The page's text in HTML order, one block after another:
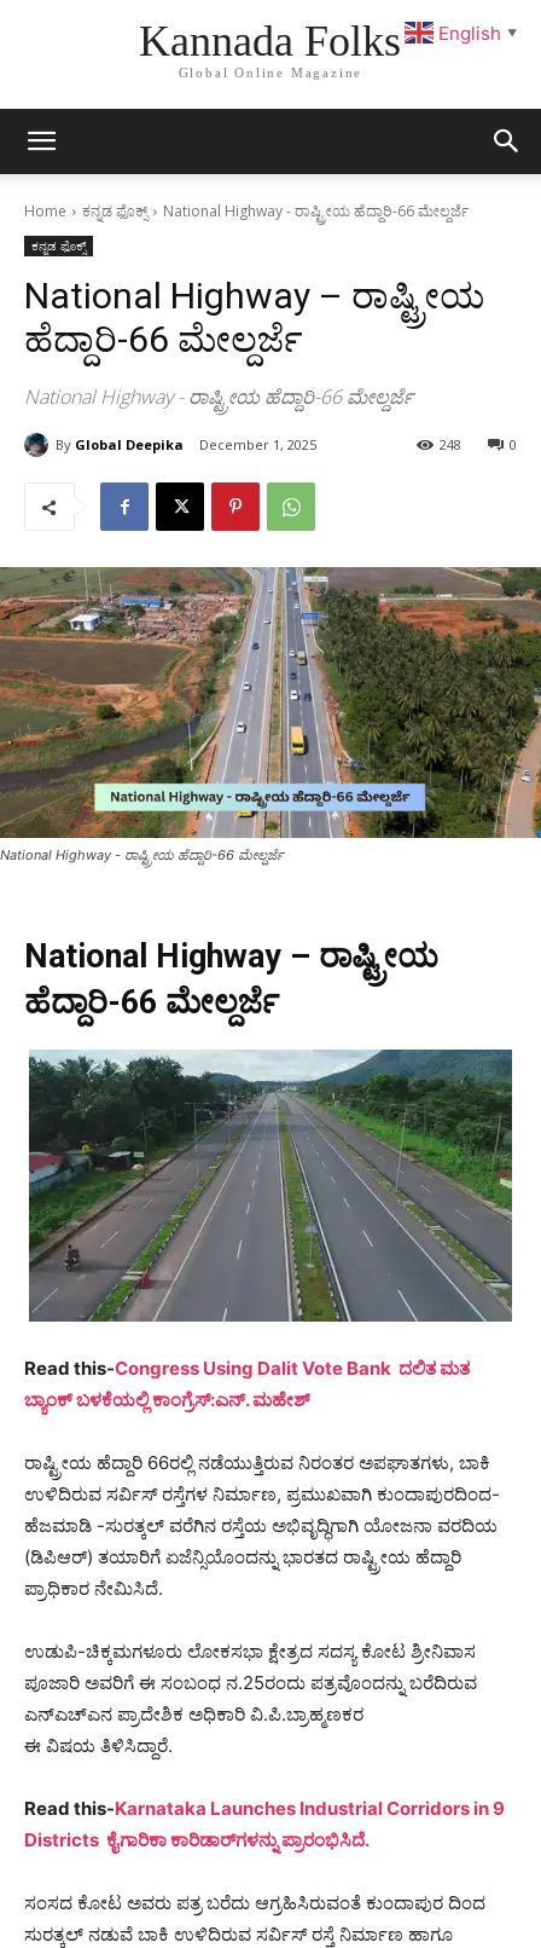
Kannada Folks
Global Online Magazine
Home ಕನ್ನಡ ಫೊಕ್ಸ್ National Highway - ರಾಷ್ಟ್ರೀಯ ಹೆದ್ದಾರಿ-66 ಮೇಲ್ದರ್ಜೆ
ಕನ್ನಡ ಫೊಕ್ಸ್
National Highway – ರಾಷ್ಟ್ರೀಯ
ಹೆದ್ದಾರಿ-66 ಮೇಲ್ದರ್ಜೆ
National Highway - ರಾಷ್ಟ್ರೀಯ ಹೆದ್ದಾರಿ-66 ಮೇಲ್ದರ್ಜೆ
By Global Deepika December 1, 2025 0
248
National Highway - ರಾಷ್ಟ್ರೀಯ ಹೆದ್ದಾರಿ-66 ಮೇಲ್ದರ್ಜೆ
National Highway – ರಾಷ್ಟ್ರೀಯ
ಹೆದ್ದಾರಿ-66 ಮೇಲ್ದರ್ಜೆ
Read this-Congress Using Dalit Vote Bank ದಲಿತ ಮತ
ಬ್ಯಾಂಕ್ ಬಳಕೆಯಲ್ಲಿ ಕಾಂಗ್ರೆಸ್:ಎನ್. ಮಹೇಶ್
ರಾಷ್ಟ್ರೀಯ ಹೆದ್ದಾರಿ 66ರಲ್ಲಿ ನಡೆಯುತ್ತಿರುವ ನಿರಂತರ ಅಪಘಾತಗಳು, ಬಾಕಿ
ಉಳಿದಿರುವ ಸರ್ವಿಸ್ ರಸ್ತೆಗಳ ನಿರ್ಮಾಣ, ಪ್ರಮುಖವಾಗಿ ಕುಂದಾಪುರದಿಂದ-
ಹೆಜಮಾಡಿ -ಸುರತ್ಕಲ್ ವರೆಗಿನ ರಸ್ತೆಯ ಅಭಿವೃದ್ಧಿಗಾಗಿ ಯೋಜನಾ ವರದಿಯ
(ಡಿಪಿಆರ್) ತಯಾರಿಗೆ ಏಜೆನ್ಸಿಯೊಂದನ್ನು ಭಾರತದ ರಾಷ್ಟ್ರೀಯ ಹೆದ್ದಾರಿ
ಪ್ರಾಧಿಕಾರ ನೇಮಿಸಿದೆ.
ಉಡುಪಿ-ಚಿಕ್ಕಮಗಳೂರು ಲೋಕಸಭಾ ಕ್ಷೇತ್ರದ ಸದಸ್ಯ ಕೋಟ ಶ್ರೀನಿವಾಸ
ಪೂಜಾರಿ ಅವರಿಗೆ ಈ ಸಂಬಂಧ ನ.25ರಂದು ಪತ್ರವೊಂದನ್ನು ಬರೆದಿರುವ
ಎನ್ಎಚ್ಎನ ಪ್ರಾದೇಶಿಕ ಅಧಿಕಾರಿ ವಿ.ಪಿ.ಬ್ರಾಹ್ಮಣಕರ
ಈ ವಿಷಯ ತಿಳಿಸಿದ್ದಾರೆ.
Read this-Karnataka Launches Industrial Corridors in 9
Districts ಕೈಗಾರಿಕಾ ಕಾರಿಡಾರ್‌ಗಳನ್ನು ಪ್ರಾರಂಭಿಸಿದೆ.
ಸಂಸದ ಕೋಟ ಅವರು ಪತ್ರ ಬರೆದು ಆಗ್ರಹಿಸಿರುವಂತೆ ಕುಂದಾಪುರ ದಿಂದ
ಸುರತ್ಕಲ್ ನಡುವೆ ಬಾಕಿ ಉಳಿದಿರುವ ಸರ್ವಿಸ್ ರಸ್ತೆ ನಿರ್ಮಾಣ ಹಾಗೂ
English ▼